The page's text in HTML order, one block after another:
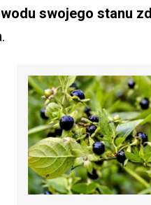
swojego stanu